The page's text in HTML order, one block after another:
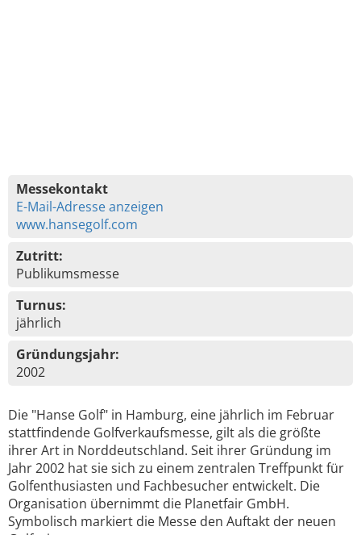
Messekontakt
E-Mail-Adresse anzeigen
www.hansegolf.com
Zutritt:
Publikumsmesse
Turnus:
jährlich
Gründungsjahr:
2002
Die "Hanse Golf" in Hamburg, eine jährlich im Februar
stattfindende Golfverkaufsmesse, gilt als die größte
ihrer Art in Norddeutschland. Seit ihrer Gründung im
Jahr 2002 hat sie sich zu einem zentralen Treffpunkt für
Golfenthusiasten und Fachbesucher entwickelt. Die
Organisation übernimmt die Planetfair GmbH.
Symbolisch markiert die Messe den Auftakt der neuen